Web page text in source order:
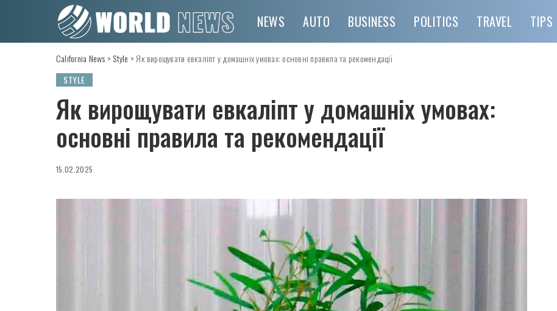
NEWS AUTO BUSINESS POLITICS TRAVEL TIPS
California News > Style > Як вирощувати евкаліпт у домашніх умовах: основні правила та рекомендації
STYLE
Як вирощувати евкаліпт у домашніх умовах:
основні правила та рекомендації
15.02.2025